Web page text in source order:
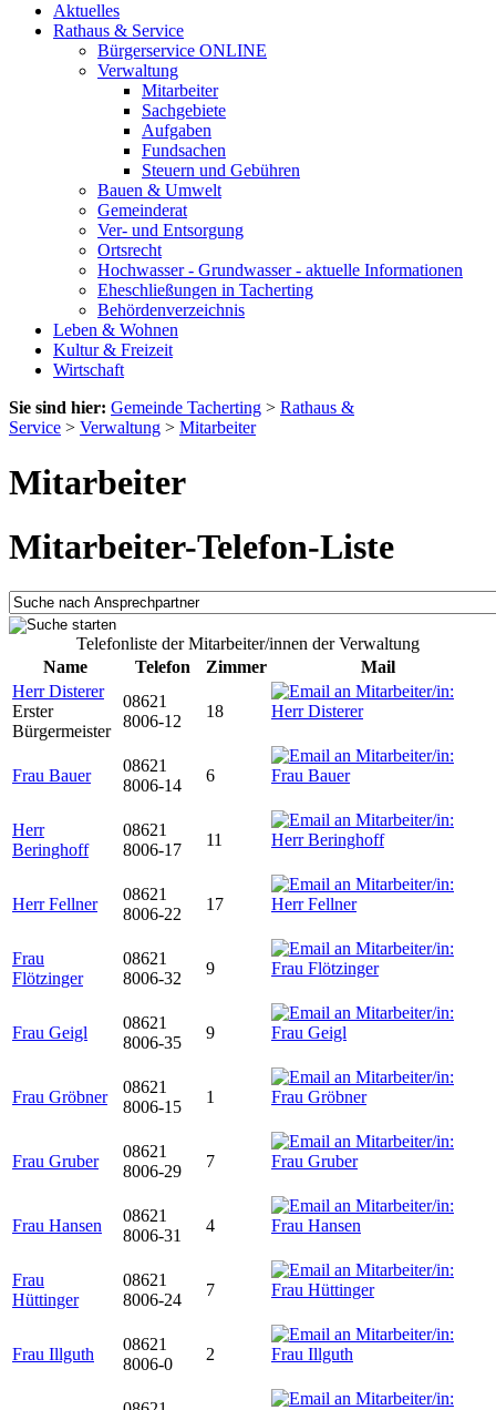
Aktuelles
Rathaus & Service
Bürgerservice ONLINE
Verwaltung
Mitarbeiter
Sachgebiete
Aufgaben
Fundsachen
Steuern und Gebühren
Bauen & Umwelt
Gemeinderat
Ver- und Entsorgung
Ortsrecht
Hochwasser - Grundwasser - aktuelle Informationen
Eheschließungen in Tacherting
Behördenverzeichnis
Leben & Wohnen
Kultur & Freizeit
Wirtschaft
Sie sind hier: Gemeinde Tacherting > Rathaus &
Service > Verwaltung > Mitarbeiter
Mitarbeiter
Mitarbeiter-Telefon-Liste
Telefonliste der Mitarbeiter/innen der Verwaltung
Name
Telefon Zimmer
Mail
Herr Disterer
Erster
Bürgermeister
08621
8006-12
18
Frau Bauer
08621
8006-14
6
Herr
Beringhoff
08621
8006-17
11
Herr Fellner
08621
8006-22
17
Frau
Flötzinger
08621
8006-32
9
Frau Geigl
08621
8006-35
9
Frau Gröbner
08621
8006-15
1
Frau Gruber
08621
8006-29
7
Frau Hansen
08621
8006-31
4
Frau
Hüttinger
08621
8006-24
7
Frau Illguth
08621
8006-0
2